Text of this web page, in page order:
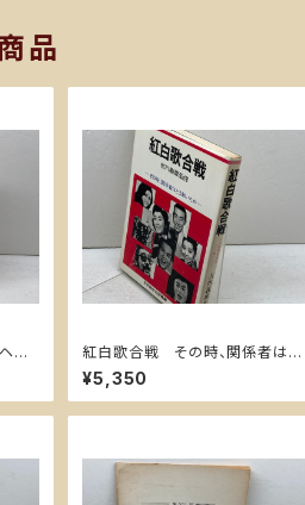
品
ボ
紅白歌合戦 その時、関係者はど
う動いたか 吉川義雄監修 日本
総合出版機構
¥5,350